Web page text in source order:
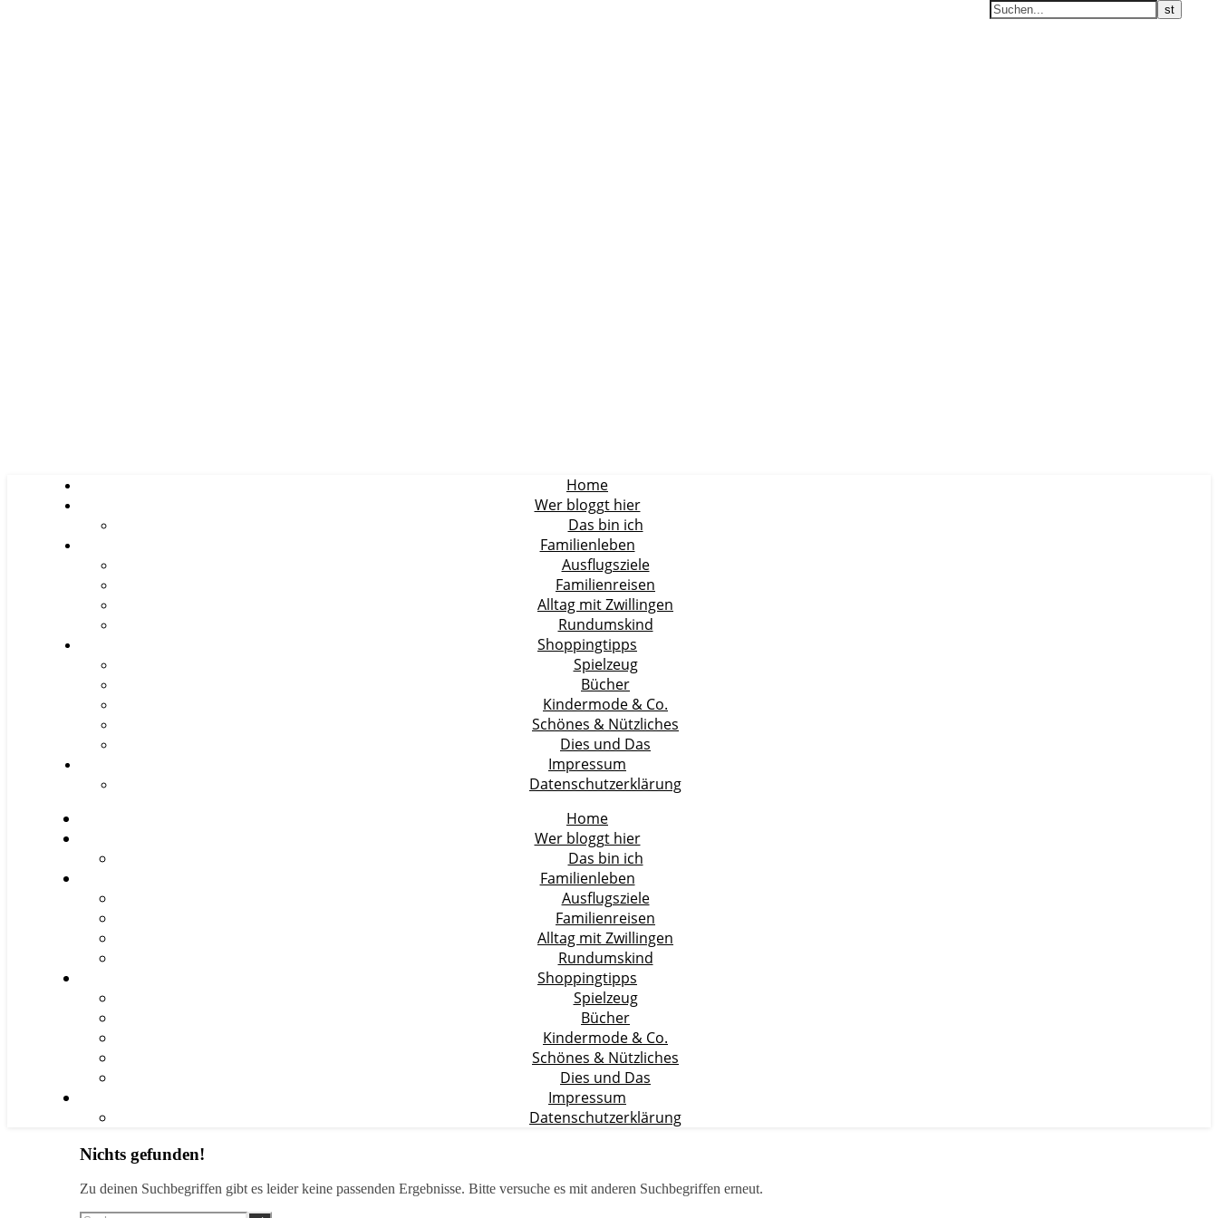
Home
Wer bloggt hier
Das bin ich
Familienleben
Ausflugsziele
Familienreisen
Alltag mit Zwillingen
Rundumskind
Shoppingtipps
Spielzeug
Bücher
Kindermode & Co.
Schönes & Nützliches
Dies und Das
Impressum
Datenschutzerklärung
Home
Wer bloggt hier
Das bin ich
Familienleben
Ausflugsziele
Familienreisen
Alltag mit Zwillingen
Rundumskind
Shoppingtipps
Spielzeug
Bücher
Kindermode & Co.
Schönes & Nützliches
Dies und Das
Impressum
Datenschutzerklärung
Nichts gefunden!
Zu deinen Suchbegriffen gibt es leider keine passenden Ergebnisse. Bitte versuche es mit anderen Suchbegriffen erneut.